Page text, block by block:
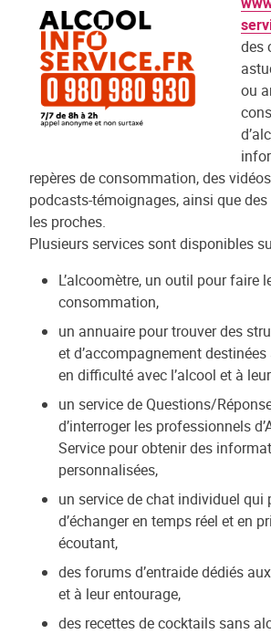
des
ou
repères de consommation, des
podcasts-témoignages, ainsi que
les proches.
Plusieurs services sont disponibles
L’alcoomètre, un outil pour faire
consommation,
un annuaire pour trouver des
et d’accompagnement
en difficulté avec l’alcool et à
un service de Questions/
d’interroger les professionnels
Service pour obtenir des
personnalisées,
un service de chat individuel qui
d’échanger en temps réel et en
écoutant,
des forums d’entraide dédiés
et à leur entourage,
des recettes de cocktails sans